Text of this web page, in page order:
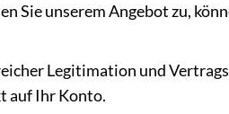
Sie unserem Angebot zu,
Legitimation und
auf Ihr Konto.